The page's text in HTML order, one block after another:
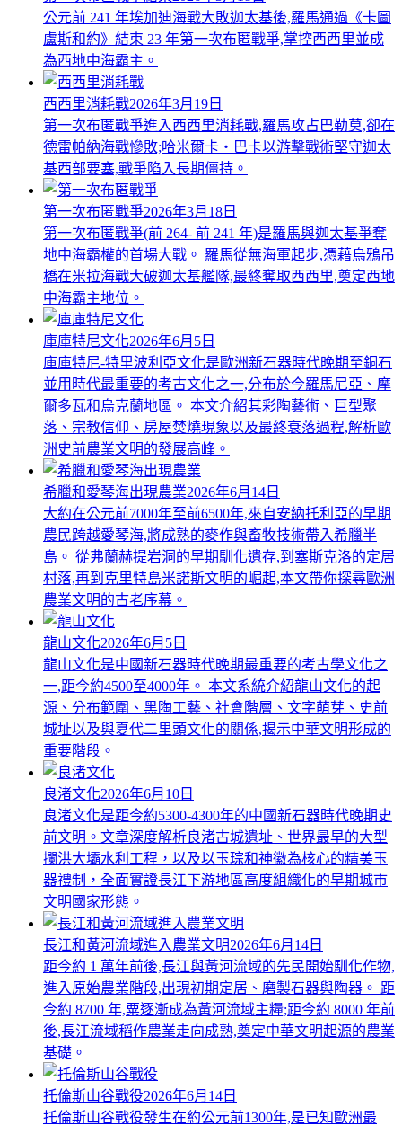
公元前 241 年埃加迪海戰大敗迦太基後,羅馬通過《卡圖
盧斯和約》結束 23 年第一次布匿戰爭,掌控西西里並成
為西地中海霸主。
西西里消耗戰2026年3月19日
第一次布匿戰爭進入西西里消耗戰,羅馬攻占巴勒莫,卻在
德雷帕納海戰慘敗;哈米爾卡・巴卡以游擊戰術堅守迦太
基西部要塞,戰爭陷入長期僵持。
第一次布匿戰爭2026年3月18日
第一次布匿戰爭(前 264- 前 241 年)是羅馬與迦太基爭奪
地中海霸權的首場大戰。 羅馬從無海軍起步,憑藉烏鴉吊
橋在米拉海戰大破迦太基艦隊,最終奪取西西里,奠定西地
中海霸主地位。
庫庫特尼文化2026年6月5日
庫庫特尼-特里波利亞文化是歐洲新石器時代晚期至銅石
並用時代最重要的考古文化之一,分布於今羅馬尼亞、摩
爾多瓦和烏克蘭地區。 本文介紹其彩陶藝術、巨型聚
落、宗教信仰、房屋焚燒現象以及最終衰落過程,解析歐
洲史前農業文明的發展高峰。
希臘和愛琴海出現農業2026年6月14日
大約在公元前7000年至前6500年,來自安納托利亞的早期
農民跨越愛琴海,將成熟的麥作與畜牧技術帶入希臘半
島。 從弗蘭赫提岩洞的早期馴化遺存,到塞斯克洛的定居
村落,再到克里特島米諾斯文明的崛起,本文帶你探尋歐洲
農業文明的古老序幕。
龍山文化2026年6月5日
龍山文化是中國新石器時代晚期最重要的考古學文化之
一,距今約4500至4000年。 本文系統介紹龍山文化的起
源、分布範圍、黑陶工藝、社會階層、文字萌芽、史前
城址以及與夏代二里頭文化的關係,揭示中華文明形成的
重要階段。
良渚文化2026年6月10日
良渚文化是距今約5300-4300年的中國新石器時代晚期史
前文明。文章深度解析良渚古城遺址、世界最早的大型
攔洪大壩水利工程，以及以玉琮和神徽為核心的精美玉
器禮制，全面實證長江下游地區高度組織化的早期城市
文明國家形態。
長江和黃河流域進入農業文明2026年6月14日
距今約 1 萬年前後,長江與黃河流域的先民開始馴化作物,
進入原始農業階段,出現初期定居、磨製石器與陶器。 距
今約 8700 年,粟逐漸成為黃河流域主糧;距今約 8000 年前
後,長江流域稻作農業走向成熟,奠定中華文明起源的農業
基礎。
托倫斯山谷戰役2026年6月14日
托倫斯山谷戰役發生在約公元前1300年,是已知歐洲最